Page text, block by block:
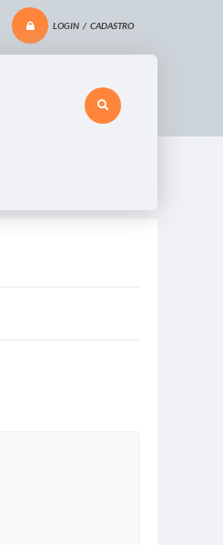
LOGIN / CADASTRO